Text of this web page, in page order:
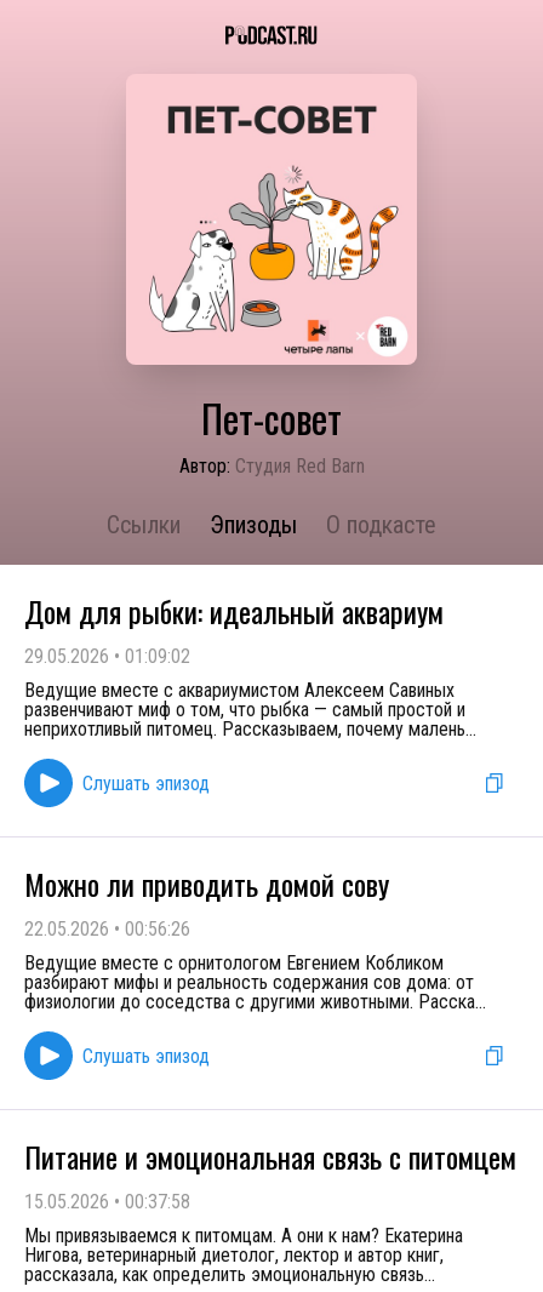
Пет-совет
Автор: Студия Red Barn
Ссылки Эпизоды О подкасте
Дом для рыбки: идеальный аквариум
29.05.2026 • 01:09:02
Ведущие вместе с аквариумистом Алексеем Савиных
развенчивают миф о том, что рыбка — самый простой и
неприхотливый питомец. Рассказываем, почему малень...
Слушать эпизод
Можно ли приводить домой сову
22.05.2026 • 00:56:26
Ведущие вместе с орнитологом Евгением Кобликом
разбирают мифы и реальность содержания сов дома: от
физиологии до соседства с другими животными. Расска...
Слушать эпизод
Питание и эмоциональная связь с питомцем
15.05.2026 • 00:37:58
Мы привязываемся к питомцам. А они к нам? Екатерина
Нигова, ветеринарный диетолог, лектор и автор книг,
рассказала, как определить эмоциональную связь...